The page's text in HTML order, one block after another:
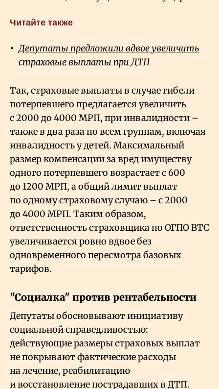
Читайте также
Депутаты предложили вдвое увеличить
страховые выплаты при ДТП
Так, страховые выплаты в случае гибели
потерпевшего предлагается увеличить
с 2000 до 4000 МРП, при инвалидности –
также в два раза по всем группам, включая
инвалидность у детей. Максимальный
размер компенсации за вред имуществу
одного потерпевшего возрастает с 600
до 1200 МРП, а общий лимит выплат
по одному страховому случаю – с 2000
до 4000 МРП. Таким образом,
ответственность страховщика по ОГПО ВТС
увеличивается ровно вдвое без
одновременного пересмотра базовых
тарифов.
"Социалка" против рентабельности
Депутаты обосновывают инициативу
социальной справедливостью:
действующие размеры страховых выплат
не покрывают фактические расходы
на лечение, реабилитацию
и восстановление пострадавших в ДТП.